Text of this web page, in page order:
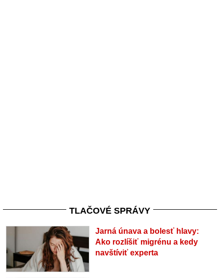
TLAČOVÉ SPRÁVY
Jarná únava a bolesť hlavy:
Ako rozlíšiť migrénu a kedy
navštíviť experta